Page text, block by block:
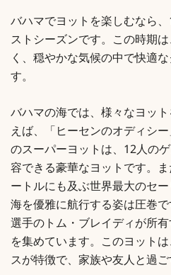
バハマでヨットを楽しむなら
ストシーズンです。この時期
く、穏やかな気候の中で快適
す。
バハマの海では、様々なヨッ
えば、「ヒーセンのオディシ
のスーパーヨットは、12人の
容できる豪華なヨットです。
ートルにも及ぶ世界最大のセ
海を優雅に航行する姿は圧巻
選手のトム・ブレイディが所
を集めています。このヨット
スが特徴で、家族や友人と過ご